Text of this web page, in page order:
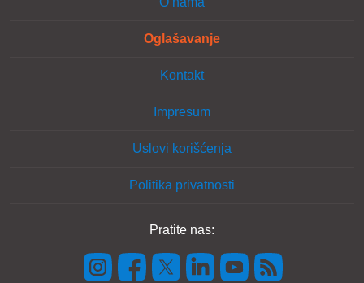
Oglašavanje
Kontakt
Impresum
Uslovi korišćenja
Politika privatnosti
Pratite nas: